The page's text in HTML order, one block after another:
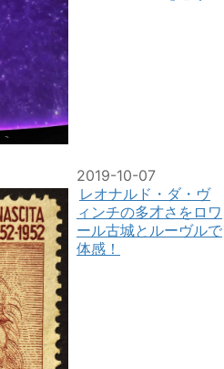
2019-10-07
レオナルド・ダ・ヴ
ィンチの多才さをロワ
ール古城とルーヴルで
体感！